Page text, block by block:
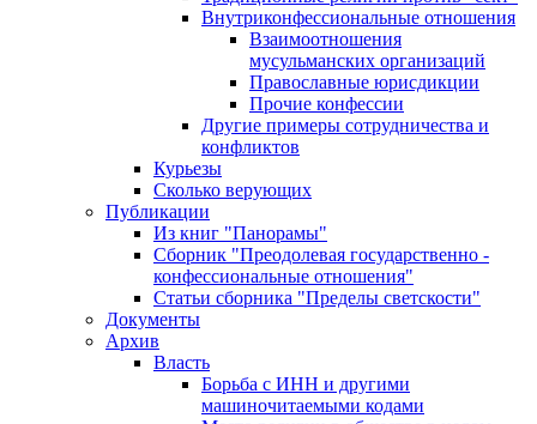
Внутриконфессиональные отношения
Взаимоотношения
мусульманских организаций
Православные юрисдикции
Прочие конфессии
Другие примеры сотрудничества и
конфликтов
Курьезы
Сколько верующих
Публикации
Из книг "Панорамы"
Сборник "Преодолевая государственно -
конфессиональные отношения"
Статьи сборника "Пределы светскости"
Документы
Архив
Власть
Борьба с ИНН и другими
машиночитаемыми кодами